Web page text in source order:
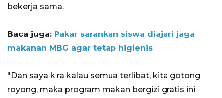
bekerja sama.
Baca juga: Pakar sarankan siswa diajari jaga
makanan MBG agar tetap higienis
"Dan saya kira kalau semua terlibat, kita gotong
royong, maka program makan bergizi gratis ini